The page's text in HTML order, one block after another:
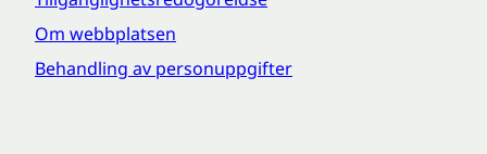
Om webbplatsen
Behandling av personuppgifter